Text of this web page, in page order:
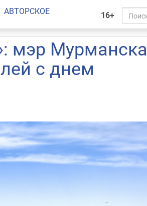
16+
АВТОРСКОЕ
мэр Мурманска
с днем